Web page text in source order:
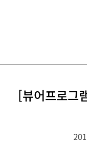
[뷰어프로그